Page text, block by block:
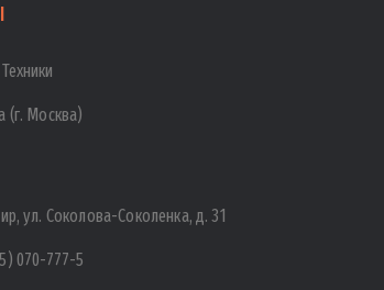
(г. Москва)
ул. Соколова-Соколенка, д. 31
070-777-5